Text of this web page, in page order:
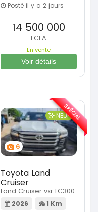
Posté il y a 2 jours
14 500 000
FCFA
En vente
Voir détails
6
NEUF
Toyota Land
Cruiser
Land Cruiser vxr LC300
2026
1 Km
SPÉCIAL